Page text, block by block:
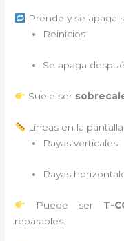
Prende y se apaga
Reinicios
Se apaga
Suele ser
Líneas en la pantalla
Rayas verticales
Rayas
Puede ser T-
reparables.